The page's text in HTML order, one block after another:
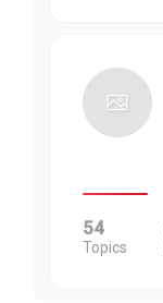
54
Topics